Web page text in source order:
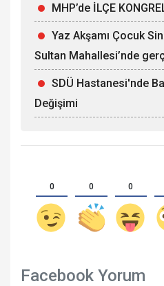
MHP’de İLÇE
Yaz Akşamı Çocuk
Sultan Mahallesi’nde
SDÜ Hastanesi'nde
Değişimi
0 0 0
Facebook Yorum